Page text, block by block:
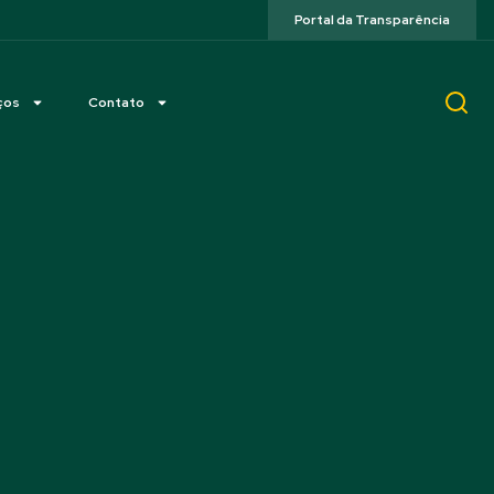
Portal da Transparência
Contato